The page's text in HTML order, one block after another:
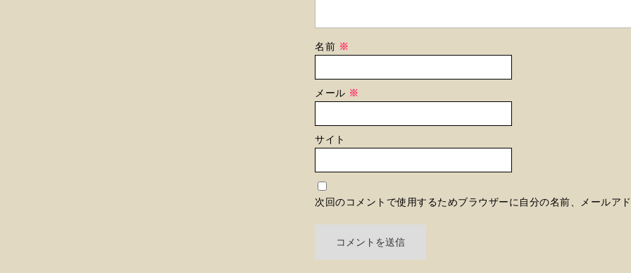
名前 ※
メール ※
サイト
次回のコメントで使用するためブラウザーに自分の名前、メールア